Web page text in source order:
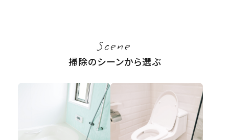
Scene
掃除のシーンから選ぶ